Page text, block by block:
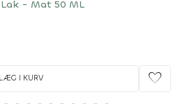
- Mat 50 ML
LÆG I KURV favorite